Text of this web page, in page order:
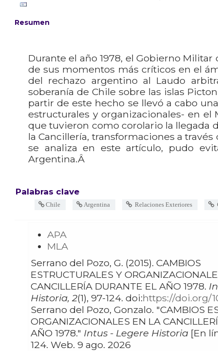
Resumen
Durante el año 1978, el Gobierno
de sus momentos más críticos en el
del rechazo argentino al Laudo
soberanía de Chile sobre las islas
partir de este hecho se llevó a cabo
estructurales y organizacionales- en el
que tuvieron como corolario la llegada
la Cancillería, transformaciones a través
se analiza en este artículo, pudo
Argentina.Â
Palabras clave
Chile Argentina Relaciones Exteriores
APA
MLA
Serrano del Pozo, G. (2015). CAMBIOS
ESTRUCTURALES Y
CANCILLERÍA DURANTE EL AÑO 1978.
Historia, 2
(1), 97-124. doi:https://doi.org/
Serrano del Pozo, Gonzalo. "CAMBIOS ESTRUCTURALES Y
ORGANIZACIONALES EN LA
AÑO 1978." Intus - Legere Historia [En
124. Web. 9 ago. 2026